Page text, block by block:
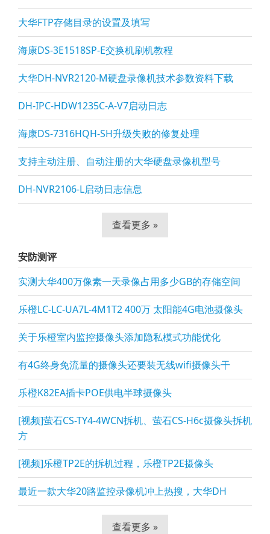
大华FTP存储目录的设置及填写
海康DS-3E1518SP-E交换机刷机教程
大华DH-NVR2120-M硬盘录像机技术参数资料下载
DH-IPC-HDW1235C-A-V7启动日志
海康DS-7316HQH-SH升级失败的修复处理
支持主动注册、自动注册的大华硬盘录像机型号
DH-NVR2106-L启动日志信息
查看更多 »
安防测评
实测大华400万像素一天录像占用多少GB的存储空间
乐橙LC-LC-UA7L-4M1T2 400万 太阳能4G电池摄像头
关于乐橙室内监控摄像头添加隐私模式功能优化
有4G终身免流量的摄像头还要装无线wifi摄像头干
乐橙K82EA插卡POE供电半球摄像头
[视频]萤石CS-TY4-4WCN拆机、萤石CS-H6c摄像头拆机
方
[视频]乐橙TP2E的拆机过程，乐橙TP2E摄像头
最近一款大华20路监控录像机冲上热搜，大华DH
查看更多 »